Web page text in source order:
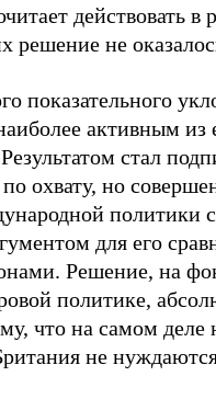
действовать
решение не
показательного
активным из
Результатом стал
охвату, но
политики
для его
Решение, на
политике,
что на самом
не